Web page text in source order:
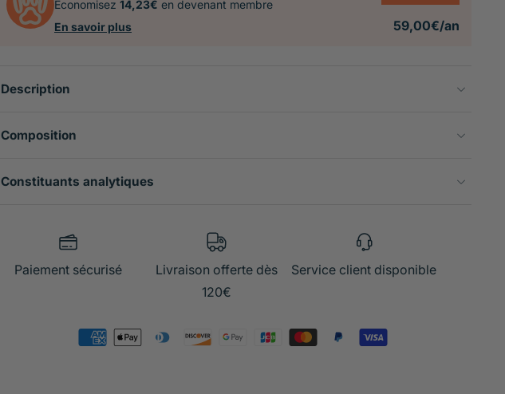
Économisez 14,23€ en devenant membre
En savoir plus
59,00€/an
Description
Composition
Constituants analytiques
Paiement sécurisé
Livraison offerte dès
120€
Service client disponible